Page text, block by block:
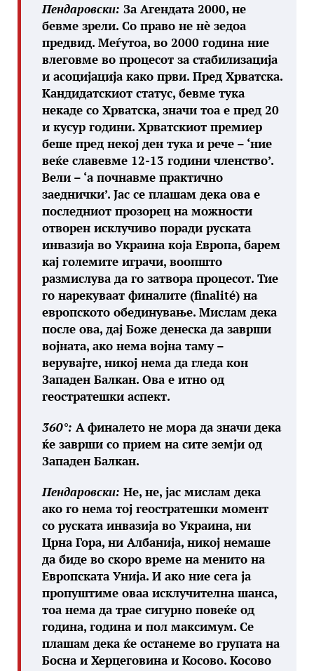
Пендаровски: За Агендата 2000, не
бевме зрели. Со право не нè зедоа
предвид. Меѓутоа, во 2000 година ние
влеговме во процесот за стабилизација
и асоцијација како први. Пред Хрватска.
Кандидатскиот статус, бевме тука
некаде со Хрватска, значи тоа е пред 20
и кусур години. Хрватскиот премиер
беше пред некој ден тука и рече – ‘ние
веќе славевме 12-13 години членство’.
Вели – ‘а почнавме практично
заеднички’. Јас се плашам дека ова е
последниот прозорец на можности
отворен исклучиво поради руската
инвазија во Украина која Европа, барем
кај големите играчи, воопшто
размислува да го затвора процесот. Тие
го нарекуваат финалите (finalité) на
европското обединување. Мислам дека
после ова, дај Боже денеска да заврши
војната, ако нема војна таму –
верувајте, никој нема да гледа кон
Западен Балкан. Ова е итно од
геостратешки аспект.
360°: А финалето не мора да значи дека
ќе заврши со прием на сите земји од
Западен Балкан.
Пендаровски: Не, не, јас мислам дека
ако го нема тој геостратешки момент
со руската инвазија во Украина, ни
Црна Гора, ни Албанија, никој немаше
да биде во скоро време на менито на
Европската Унија. И ако ние сега ја
пропуштиме оваа исклучителна шанса,
тоа нема да трае сигурно повеќе од
година, година и пол максимум. Се
плашам дека ќе останеме во групата на
Босна и Херцеговина и Косово. Косово